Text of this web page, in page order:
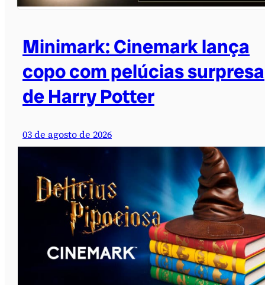
Minimark: Cinemark lança
copo com pelúcias surpresa
de Harry Potter
03 de agosto de 2026